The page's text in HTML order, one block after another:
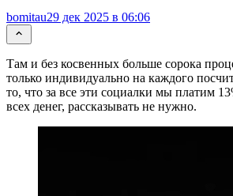
bomitau29 дек 2025 в 06:06
Там и без косвенных больше сорока
только индивидуально на каждого
то, что за все эти социалки мы платим
всех денег, рассказывать не нужно.